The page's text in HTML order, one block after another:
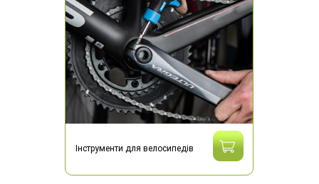
Інструменти для велосипедів